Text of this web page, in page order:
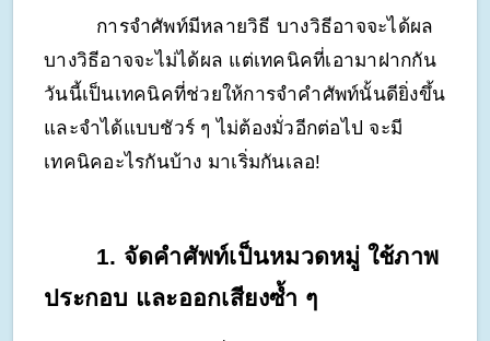
การจำศัพท์มีหลายวิธี บางวิธีอาจจะได้ผล
บางวิธีอาจจะไม่ได้ผล แต่เทคนิคที่เอามาฝากกัน
วันนี้เป็นเทคนิคที่ช่วยให้การจำคำศัพท์นั้นดียิ่งขึ้น
และจำได้แบบชัวร์ ๆ ไม่ต้องมั่วอีกต่อไป จะมี
เทคนิคอะไรกันบ้าง มาเริ่มกันเลอ!
1. จัดคำศัพท์เป็นหมวดหมู่ ใช้ภาพ
ประกอบ และออกเสียงซ้ำ ๆ